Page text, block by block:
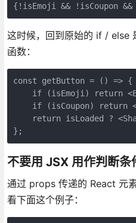
{!isEmoji && !isCoupon
这时候，回到原始的 if / else
函数：
const getButton = () => {
if (isEmoji) return
if (isCoupon) return
return isLoaded ?
};
不要用 JSX 用作判断条
通过 props 传递的 React 元
看下面这个例子：